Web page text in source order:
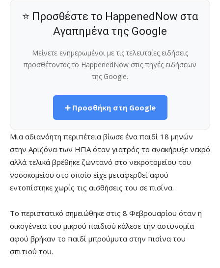
⭐ Προσθέστε το HappenedNow στα
Αγαπημένα της Google
Μείνετε ενημερωμένοι με τις τελευταίες ειδήσεις
προσθέτοντας το HappenedNow στις πηγές ειδήσεων
της Google.
➕ Προσθήκη στη Google
Μια αδιανόητη περιπέτεια βίωσε ένα παιδί 18 μηνών
στην Αριζόνα των ΗΠΑ όταν γιατρός το ανακήρυξε νεκρό
αλλά τελικά βρέθηκε ζωντανό στο νεκροτομείου του
νοσοκομείου στο οποίο είχε μεταφερθεί αφού
εντοπίστηκε χωρίς τις αισθήσεις του σε πισίνα.
Το περιστατικό σημειώθηκε στις 8 Φεβρουαρίου όταν η
οικογένεια του μικρού παιδιού κάλεσε την αστυνομία
αφού βρήκαν το παιδί μπρούμυτα στην πισίνα του
σπιτιού του.